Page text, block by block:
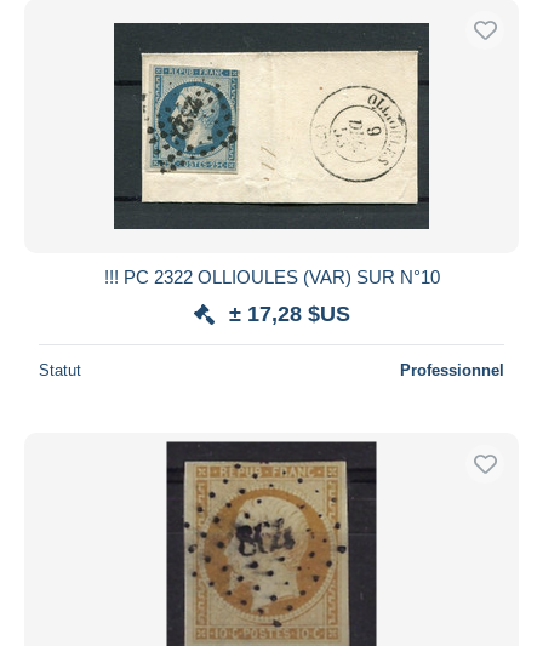
!!! PC 2322 OLLIOULES (VAR) SUR N°10
± 17,28 $US
Statut Professionnel